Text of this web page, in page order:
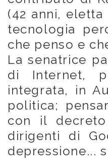
(42 anni,
tecnologia
che penso e
La senatrice
di Internet,
integrata, in
politica;
con il
dirigenti di
depressione...